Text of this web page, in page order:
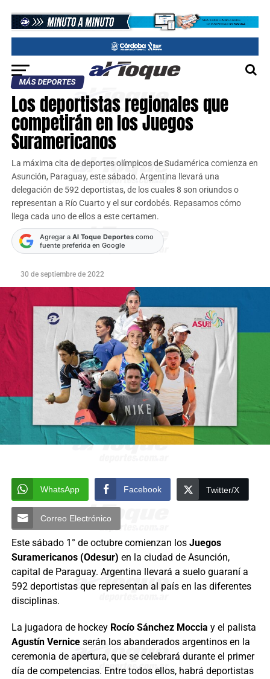
MÁS DEPORTES
Los deportistas regionales que
competirán en los Juegos
Suramericanos
La máxima cita de deportes olímpicos de Sudamérica comienza en
Asunción, Paraguay, este sábado. Argentina llevará una
delegación de 592 deportistas, de los cuales 8 son oriundos o
representan a Río Cuarto y el sur cordobés. Repasamos cómo
llega cada uno de ellos a este certamen.
Agregar a Al Toque Deportescomo
fuente preferida en Google
30 de septiembre de 2022
WhatsApp Facebook Twitter/X
Correo Electrónico
Este sábado 1° de octubre comienzan los Juegos
Suramericanos (Odesur) en la ciudad de Asunción,
capital de Paraguay. Argentina llevará a suelo guaraní a
592 deportistas que representan al país en las diferentes
disciplinas.
La jugadora de hockey Rocío Sánchez Moccia y el palista
Agustín Vernice serán los abanderados argentinos en la
ceremonia de apertura, que se celebrará durante el primer
día de competencias. Entre todos ellos, habrá deportistas